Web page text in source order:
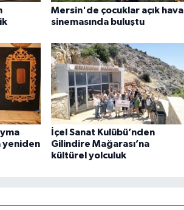
Mersin'de çocuklar açık hava
sinemasında buluştu
yeniden
İçel Sanat Kulübü’nden
Gilindire Mağarası’na
kültürel yolculuk